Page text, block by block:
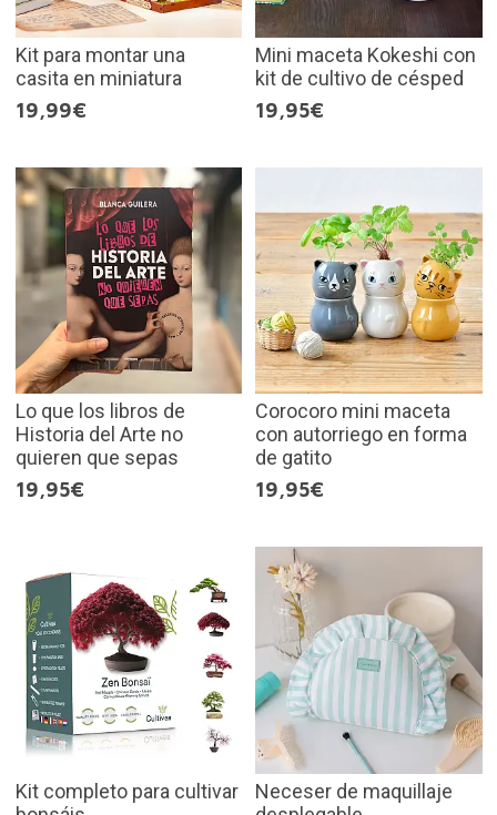
Kit para montar una
casita en miniatura
19,99€
Mini maceta Kokeshi con
kit de cultivo de césped
19,95€
Lo que los libros de
Historia del Arte no
quieren que sepas
19,95€
Corocoro mini maceta
con autorriego en forma
de gatito
19,95€
Kit completo para cultivar
Neceser de maquillaje